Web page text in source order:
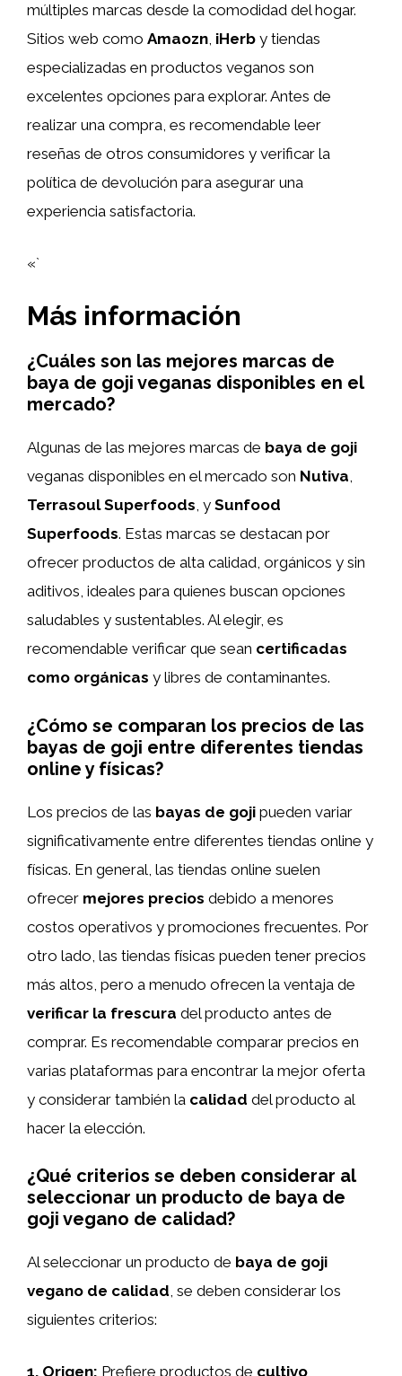
múltiples marcas desde la comodidad del hogar.
Sitios web como Amaozn, iHerb y tiendas
especializadas en productos veganos son
excelentes opciones para explorar. Antes de
realizar una compra, es recomendable leer
reseñas de otros consumidores y verificar la
política de devolución para asegurar una
experiencia satisfactoria.
«`
Más información
¿Cuáles son las mejores marcas de
baya de goji veganas disponibles en el
mercado?
Algunas de las mejores marcas de baya de goji
veganas disponibles en el mercado son Nutiva,
Terrasoul Superfoods, y Sunfood
Superfoods. Estas marcas se destacan por
ofrecer productos de alta calidad, orgánicos y sin
aditivos, ideales para quienes buscan opciones
saludables y sustentables. Al elegir, es
recomendable verificar que sean certificadas
como orgánicas y libres de contaminantes.
¿Cómo se comparan los precios de las
bayas de goji entre diferentes tiendas
online y físicas?
Los precios de las bayas de goji pueden variar
significativamente entre diferentes tiendas online y
físicas. En general, las tiendas online suelen
ofrecer mejores precios debido a menores
costos operativos y promociones frecuentes. Por
otro lado, las tiendas físicas pueden tener precios
más altos, pero a menudo ofrecen la ventaja de
verificar la frescura del producto antes de
comprar. Es recomendable comparar precios en
varias plataformas para encontrar la mejor oferta
y considerar también la calidad del producto al
hacer la elección.
¿Qué criterios se deben considerar al
seleccionar un producto de baya de
goji vegano de calidad?
Al seleccionar un producto de baya de goji
vegano de calidad, se deben considerar los
siguientes criterios:
1. Origen: Prefiere productos de cultivo